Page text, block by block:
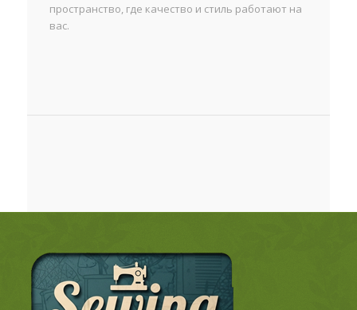
пространство, где качество и стиль работают на
вас.